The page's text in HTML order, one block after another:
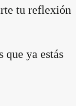
tu reflexión
que ya estás